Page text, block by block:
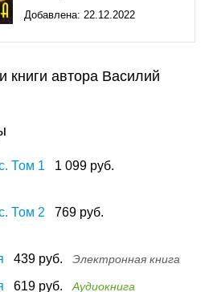
Добавлена: 22.12.2022
книги автора Василий
Том 1 1 099 руб.
Том 2 769 руб.
439 руб. Электронная книга
619 руб. Аудиокнига